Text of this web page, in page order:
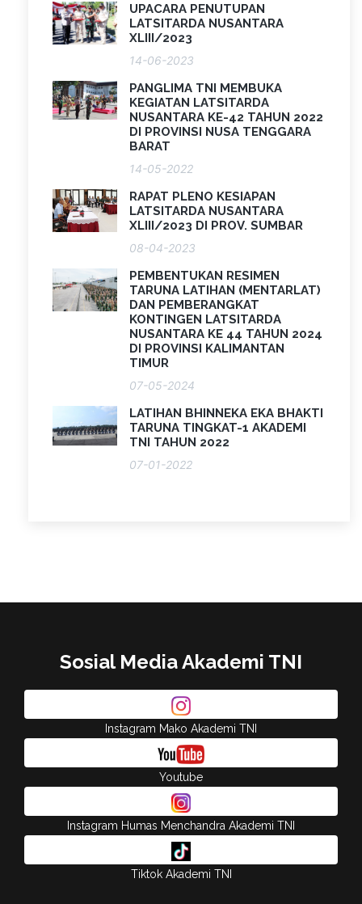
UPACARA PENUTUPAN
LATSITARDA NUSANTARA
XLIII/2023
14-06-2023
PANGLIMA TNI MEMBUKA
KEGIATAN LATSITARDA
NUSANTARA KE-42 TAHUN 2022
DI PROVINSI NUSA TENGGARA
BARAT
14-05-2022
RAPAT PLENO KESIAPAN
LATSITARDA NUSANTARA
XLIII/2023 DI PROV. SUMBAR
08-04-2023
PEMBENTUKAN RESIMEN
TARUNA LATIHAN (MENTARLAT)
DAN PEMBERANGKAT
KONTINGEN LATSITARDA
NUSANTARA KE 44 TAHUN 2024
DI PROVINSI KALIMANTAN
TIMUR
07-05-2024
LATIHAN BHINNEKA EKA BHAKTI
TARUNA TINGKAT-1 AKADEMI
TNI TAHUN 2022
07-01-2022
Sosial Media Akademi TNI
Instagram Mako Akademi TNI
Youtube
Instagram Humas Menchandra Akademi TNI
Tiktok Akademi TNI